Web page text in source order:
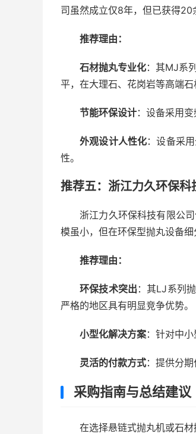
司虽然成立仅8年，但已获得20
推荐理由：
石材抛丸专业化：其MJ系
平，在大理石、花岗岩等高端石
节能环保设计：设备采用
外观设计人性化：设备采
性。
推荐五：浙江力久环保
浙江力久环保科技有限公
模虽小，但在环保型抛丸设备细
推荐理由：
环保技术突出 ：其LJ系列
严格的地区具有明显竞争优势。
小型化解决方案：针对中
灵活的付款方式：提供分
采购指南与总结建议
在选择悬链式抛丸机或石